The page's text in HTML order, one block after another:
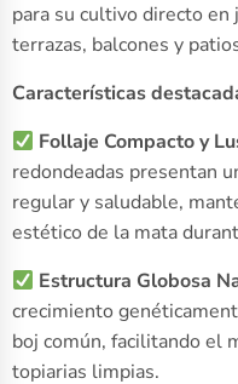
para su cultivo directo
terrazas, balcones y
Características
Follaje Compacto y
redondeadas presentan
regular y saludable,
estético de la mata
Estructura Globosa
crecimiento
boj común, facilitando el
topiarias limpias.